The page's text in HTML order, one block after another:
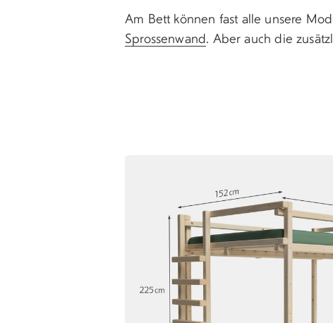
Am Bett können fast alle unsere
Sprossenwand. Aber auch die